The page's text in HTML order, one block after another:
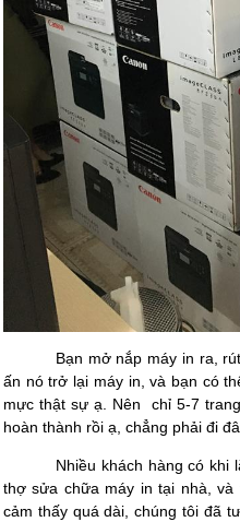
Bạn mở nắp máy in ra,
ấn nó trở lại máy in, và bạn có
mực thật sự ạ. Nên
chỉ 5-7
hoàn thành rồi ạ, chẳng phải đi
Nhiều khách hàng có khi
thợ sửa chữa máy in tại nhà,
cảm thấy quá dài, chúng tôi đã